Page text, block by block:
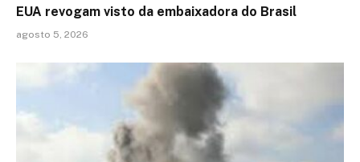
EUA revogam visto da embaixadora do Brasil
agosto 5, 2026